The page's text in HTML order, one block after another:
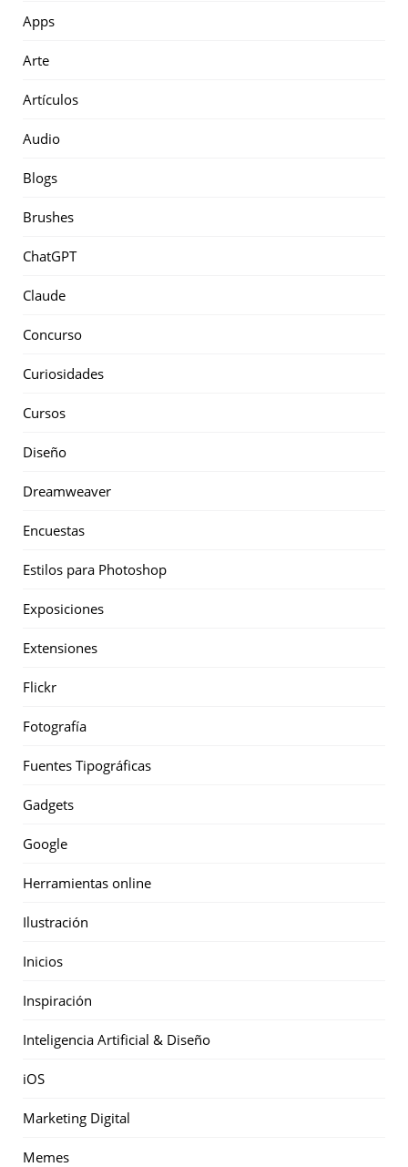
Apps
Arte
Artículos
Audio
Blogs
Brushes
ChatGPT
Claude
Concurso
Curiosidades
Cursos
Diseño
Dreamweaver
Encuestas
Estilos para Photoshop
Exposiciones
Extensiones
Flickr
Fotografía
Fuentes Tipográficas
Gadgets
Google
Herramientas online
Ilustración
Inicios
Inspiración
Inteligencia Artificial & Diseño
iOS
Marketing Digital
Memes